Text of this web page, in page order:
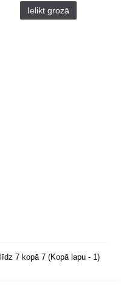
Ielikt grozā
7 kopā 7 (Kopā lapu - 1)